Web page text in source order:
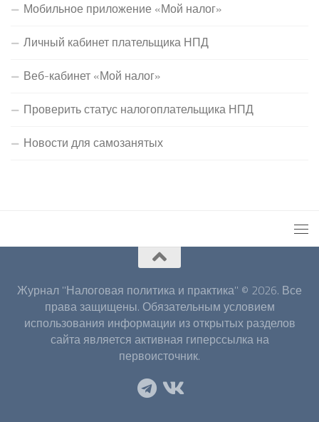
Мобильное приложение «Мой налог»
Личный кабинет плательщика НПД
Веб-кабинет «Мой налог»
Проверить статус налогоплательщика НПД
Новости для самозанятых
Журнал "Налоговая политика и практика" © 2026. Все
права защищены. Обязательным условием
использования информации из открытых разделов
сайта является активная гиперссылка на
первоисточник.